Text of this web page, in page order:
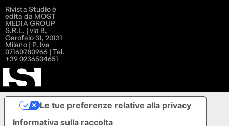
Rivista Studio è
edita da MOST
MEDIA GROUP
S.R.L. | via B.
Garofalo 31, 20131
Milano | P. Iva
07160780966 | Tel.
+39 0236504651
Informativa sulla raccolta
Le tue preferenze relative alla privacy